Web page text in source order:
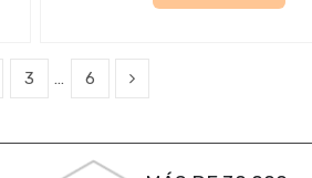
3 … 6